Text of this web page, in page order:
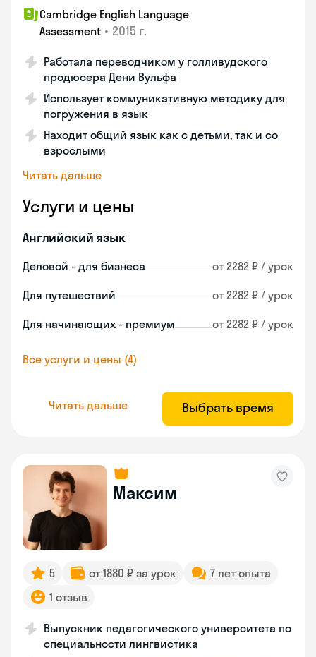
Cambridge English Language
Assessment • 2015 г.
Работала переводчиком у голливудского
продюсера Дени Вульфа
Использует коммуникативную методику для
погружения в язык
Находит общий язык как с детьми, так и со
взрослыми
Читать дальше
Услуги и цены
Английский язык
Деловой - для бизнеса от 2282 ₽ / урок
Для путешествий от 2282 ₽ / урок
Для начинающих - премиум от 2282 ₽ / урок
Все услуги и цены (4)
Читать дальше Выбрать время
Максим
5 от 1880 ₽ за урок
7 лет опыта
1 отзыв
Выпускник педагогического университета по
специальности лингвистика